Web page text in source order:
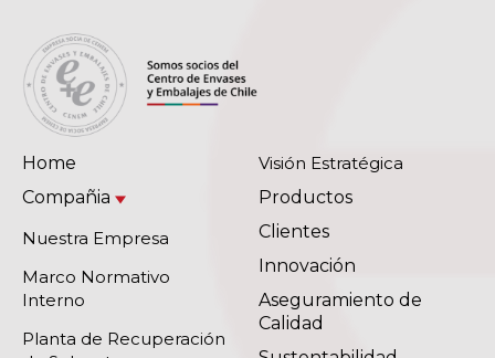
Home
Compañia
Nuestra Empresa
Marco Normativo
Interno
Planta de Recuperación
Visión Estratégica
Productos
Clientes
Innovación
Aseguramiento de
Calidad